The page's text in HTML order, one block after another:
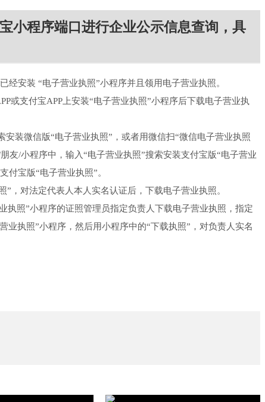
小程序端口进行企业公示信息查询，具
经安装 “电子营业执照”小程序并且领用电子营业执照。
或支付宝APP上安装“电子营业执照”小程序后下载电子营业执
装微信版“电子营业执照”，或者用微信扫“微信电子营业执照
友/小程序中，输入“电子营业执照”搜索安装支付宝版“电子营业
付宝版“电子营业执照”。
，对法定代表人本人实名认证后，下载电子营业执照。
执照”小程序的证照管理员指定负责人下载电子营业执照，指定
业执照”小程序，然后用小程序中的“下载执照”，对负责人实名